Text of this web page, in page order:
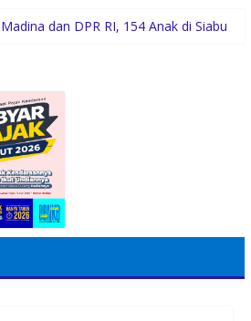
dan DPR RI, 154 Anak di Siabu
Siapkan Rumah Produksi
Hadirkan Hadiah Menarik, Ini
Sambut Gembira Rencana
SD Negeri Lasara di Nias